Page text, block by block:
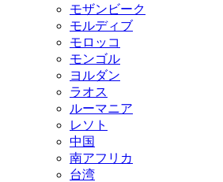
モザンビーク
モルディブ
モロッコ
モンゴル
ヨルダン
ラオス
ルーマニア
レソト
中国
南アフリカ
台湾